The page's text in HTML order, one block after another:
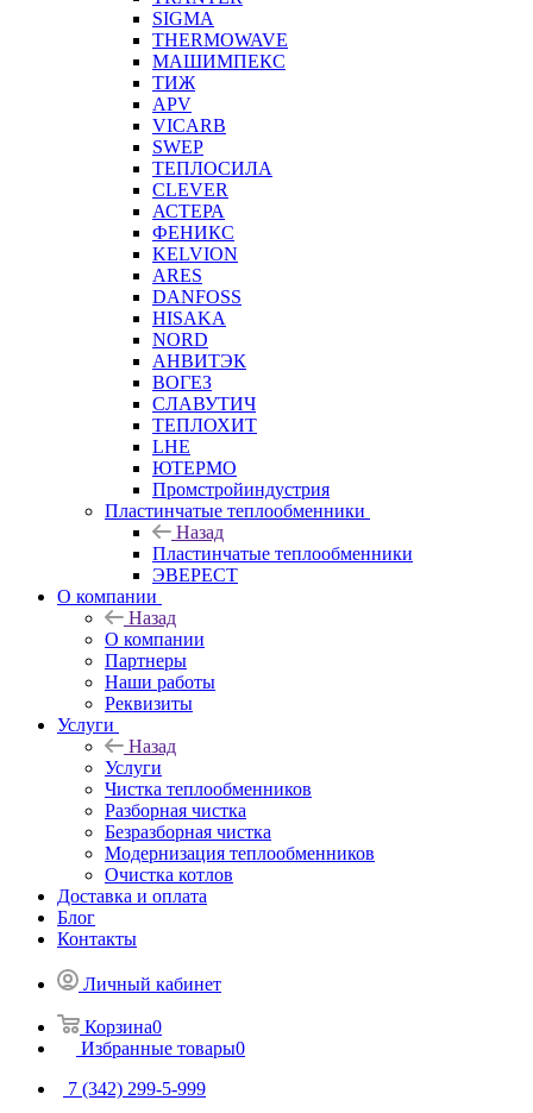
SIGMA
THERMOWAVE
МАШИМПЕКС
ТИЖ
APV
VICARB
SWEP
ТЕПЛОСИЛА
CLEVER
АСТЕРА
ФЕНИКС
KELVION
ARES
DANFOSS
HISAKA
NORD
АНВИТЭК
ВОГЕЗ
СЛАВУТИЧ
ТЕПЛОХИТ
LHE
ЮТЕРМО
Промстройиндустрия
Пластинчатые теплообменники
Назад
Пластинчатые теплообменники
ЭВЕРЕСТ
О компании
Назад
О компании
Партнеры
Наши работы
Реквизиты
Услуги
Назад
Услуги
Чистка теплообменников
Разборная чистка
Безразборная чистка
Модернизация теплообменников
Очистка котлов
Доставка и оплата
Блог
Контакты
Личный кабинет
Корзина0
Избранные товары0
7 (342) 299-5-999